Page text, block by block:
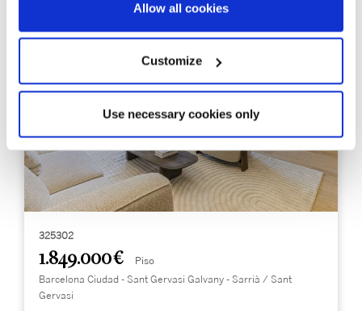
Allow all cookies
Customize
Use necessary cookies only
325302
1.849.000 € Piso
Barcelona Ciudad - Sant Gervasi Galvany - Sarrià / Sant
Gervasi